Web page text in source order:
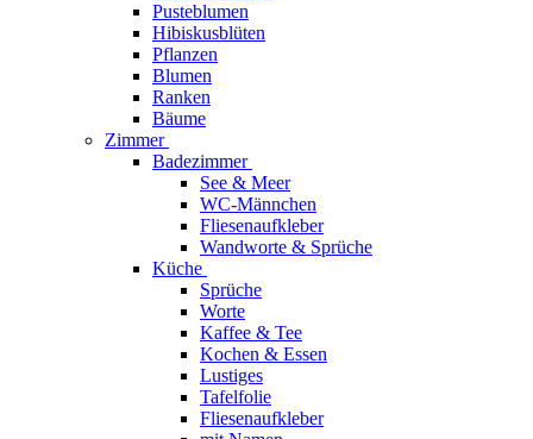
Pusteblumen
Hibiskusblüten
Pflanzen
Blumen
Ranken
Bäume
Zimmer
Badezimmer
See & Meer
WC-Männchen
Fliesenaufkleber
Wandworte & Sprüche
Küche
Sprüche
Worte
Kaffee & Tee
Kochen & Essen
Lustiges
Tafelfolie
Fliesenaufkleber